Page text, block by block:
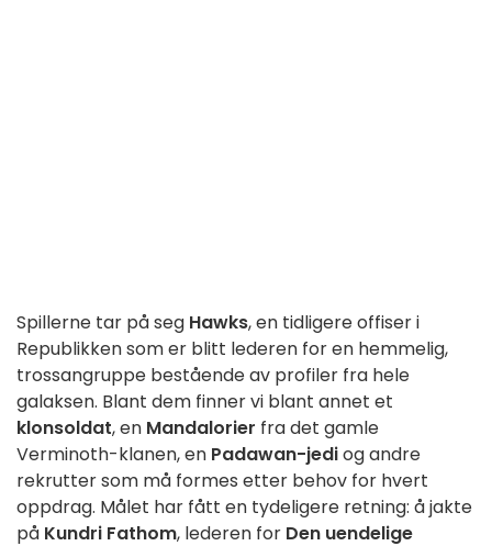
Spillerne tar på seg Hawks, en tidligere offiser i
Republikken som er blitt lederen for en hemmelig,
trossangruppe bestående av profiler fra hele
galaksen. Blant dem finner vi blant annet et
klonsoldat, en Mandalorier fra det gamle
Verminoth-klanen, en Padawan-jediog andre
rekrutter som må formes etter behov for hvert
oppdrag. Målet har fått en tydeligere retning: å jakte
på Kundri Fathom, lederen for Den uendelige